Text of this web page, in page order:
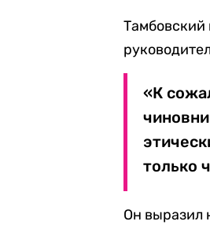
Тамбовский
«К
только
Он выразил